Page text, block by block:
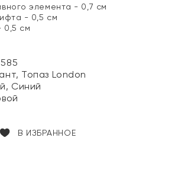
элемента - 0,7 см
- 0,5 см
0,5 см
Топаз London
Синий
В ИЗБРАННОЕ